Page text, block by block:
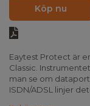
Köp nu
Eaytest Protect är
Classic.
man se om
ISDN/ADSL linjer